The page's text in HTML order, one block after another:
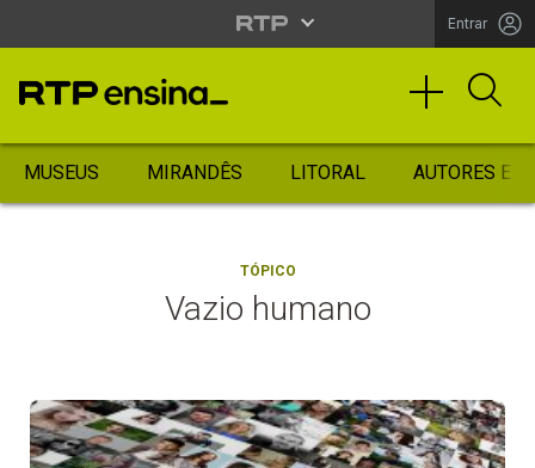
Entrar
MUSEUS MIRANDÊS LITORAL AUTORES
TÓPICO
Vazio humano